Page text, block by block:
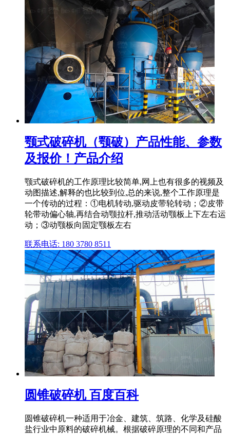
颚式破碎机（颚破）产品性能、参数
及报价！产品介绍
颚式破碎机的工作原理比较简单,网上也有很多的视频及
动图描述,解释的也比较到位,总的来说,整个工作原理是
一个传动的过程：①电机转动,驱动皮带轮转动；②皮带
轮带动偏心轴,再结合动颚拉杆,推动活动颚板上下左右运
动；③动颚板向固定颚板左右
联系电话: 180 3780 8511
圆锥破碎机 百度百科
圆锥破碎机一种适用于冶金、建筑、筑路、化学及硅酸
盐行业中原料的破碎机械。根据破碎原理的不同和产品